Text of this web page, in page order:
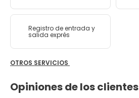
Registro de entrada y
salida exprés
OTROS SERVICIOS
Opiniones de los clientes